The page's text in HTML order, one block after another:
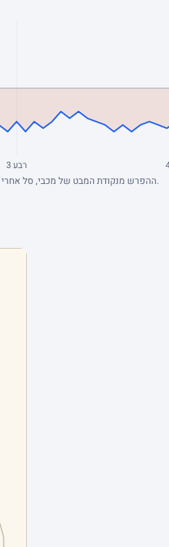
רבע 3
ההפרש מנקודת המבט של מכבי, סל אחרי סל. כחול: מכבי מובילה. השיא: +2, הפיגור העמוק: -19. הנתונים המלאים בטבלת הרבעים למעלה.